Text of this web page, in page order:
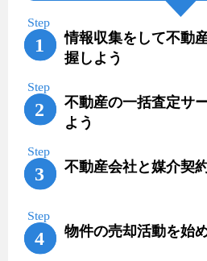
情報収集をして不動
握しよう
不動産の一括査定サ
よう
不動産会社と媒介契
物件の売却活動を始